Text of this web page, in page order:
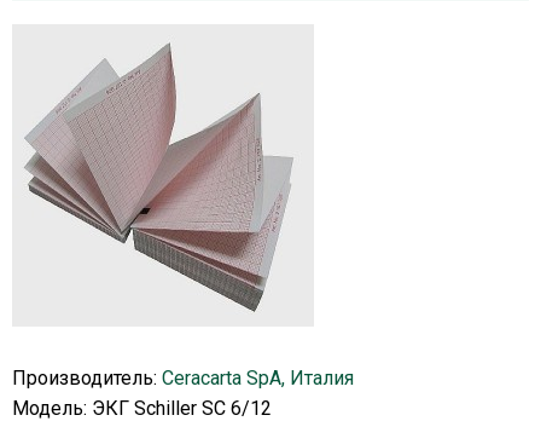
Производитель: Ceracarta SpA, Италия
Модель: ЭКГ Schiller SC 6/12